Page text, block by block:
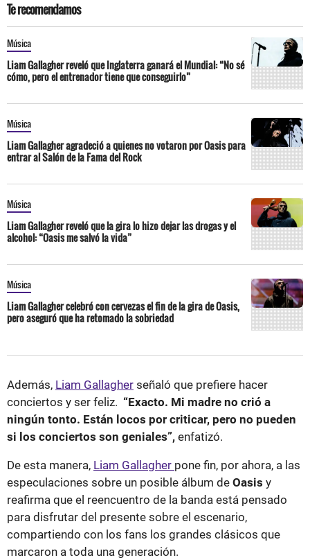
Te recomendamos
Música
Liam Gallagher reveló que Inglaterra ganará el Mundial: “No sé
cómo, pero el entrenador tiene que conseguirlo”
Música
Liam Gallagher agradeció a quienes no votaron por Oasis para
entrar al Salón de la Fama del Rock
Música
Liam Gallagher reveló que la gira lo hizo dejar las drogas y el
alcohol: “Oasis me salvó la vida”
Música
Liam Gallagher celebró con cervezas el fin de la gira de Oasis,
pero aseguró que ha retomado la sobriedad
Además, Liam Gallagher señaló que prefiere hacer
conciertos y ser feliz. “Exacto. Mi madre no crió a
ningún tonto. Están locos por criticar, pero no pueden
si los conciertos son geniales”, enfatizó.
De esta manera, Liam Gallagher pone fin, por ahora, a las
especulaciones sobre un posible álbum de Oasis y
reafirma que el reencuentro de la banda está pensado
para disfrutar del presente sobre el escenario,
compartiendo con los fans los grandes clásicos que
marcaron a toda una generación.